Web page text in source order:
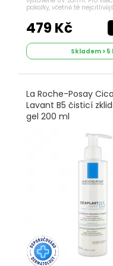
pokožky, včetně té
a Panthenolu 5%. ...
479 Kč
Skladem > 5
La Roche-Posay
Lavant B5 čisticí
gel 200 ml